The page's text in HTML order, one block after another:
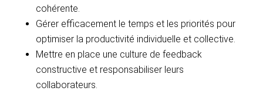
cohérente.
Gérer efficacement le temps et les priorités pour
optimiser la productivité individuelle et collective.
Mettre en place une culture de feedback
constructive et responsabiliser leurs
collaborateurs.